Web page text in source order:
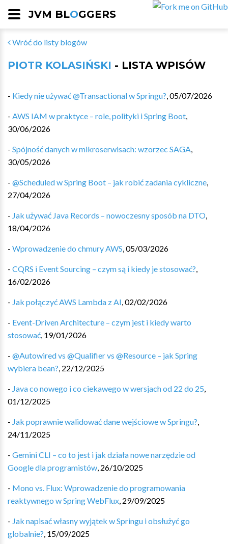
JVM BLOGGERS
Wróć do listy blogów
PIOTR KOLASIŃSKI - LISTA WPISÓW
- Kiedy nie używać @Transactional w Springu?,05/07/2026
- AWS IAM w praktyce – role, polityki i Spring Boot,
30/06/2026
- Spójność danych w mikroserwisach: wzorzec SAGA,
30/05/2026
- @Scheduled w Spring Boot – jak robić zadania cykliczne,
27/04/2026
- Jak używać Java Records – nowoczesny sposób na DTO,
18/04/2026
- Wprowadzenie do chmury AWS,05/03/2026
- CQRS i Event Sourcing – czym są i kiedy je stosować?,
16/02/2026
- Jak połączyć AWS Lambda z AI,02/02/2026
- Event-Driven Architecture – czym jest i kiedy warto
stosować, 19/01/2026
- @Autowired vs @Qualifier vs @Resource – jak Spring
wybiera bean?, 22/12/2025
- Java co nowego i co ciekawego w wersjach od 22 do 25,
01/12/2025
- Jak poprawnie walidować dane wejściowe w Springu?,
24/11/2025
- Gemini CLI – co to jest i jak działa nowe narzędzie od
Google dla programistów, 26/10/2025
- Mono vs. Flux: Wprowadzenie do programowania
reaktywnego w Spring WebFlux, 29/09/2025
- Jak napisać własny wyjątek w Springu i obsłużyć go
globalnie?, 15/09/2025